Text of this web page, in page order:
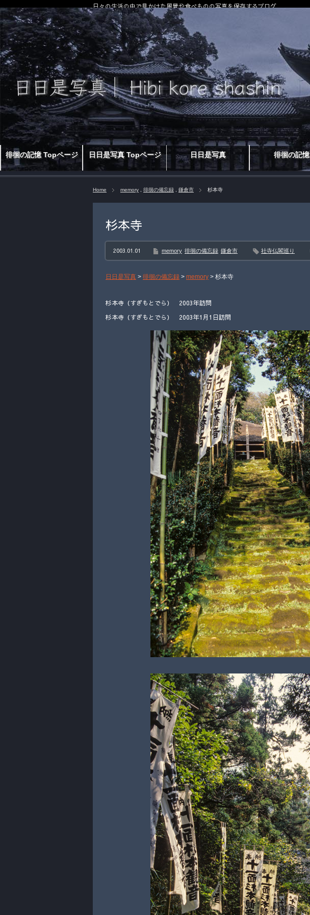
徘徊の記憶 Topページ 日日是写真 Topページ 日日是写真 徘徊の記憶
日々の生活の中で見かけた風景や食べものの写真を保存するブログ
Home memory 徘徊の備忘録 鎌倉市 杉本寺
杉本寺
2003.01.01 memory 徘徊の備忘録 鎌倉市 社寺仏閣巡り
日日是写真 > 徘徊の備忘録 > memory > 杉本寺
杉本寺（すぎもとでら） 2003年訪問
杉本寺（すぎもとでら） 2003年1月1日訪問